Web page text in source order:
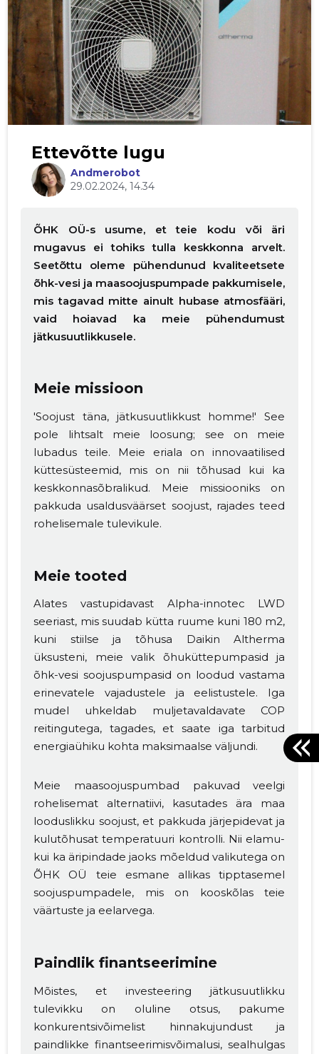
Ettevõtte lugu
Andmerobot
29.02.2024, 14.34
ÕHK OÜ-s usume, et teie kodu või äri
mugavus ei tohiks tulla keskkonna arvelt.
Seetõttu oleme pühendunud kvaliteetsete
õhk-vesi ja maasoojuspumpade pakkumisele,
mis tagavad mitte ainult hubase atmosfääri,
vaid hoiavad ka meie pühendumust
jätkusuutlikkusele.
Meie missioon
'Soojust täna, jätkusuutlikkust homme!' See
pole lihtsalt meie loosung; see on meie
lubadus teile. Meie eriala on innovaatilised
küttesüsteemid, mis on nii tõhusad kui ka
keskkonnasõbralikud. Meie missiooniks on
pakkuda usaldusväärset soojust, rajades teed
rohelisemale tulevikule.
Meie tooted
Alates vastupidavast Alpha-innotec LWD
seeriast, mis suudab kütta ruume kuni 180 m2,
kuni stiilse ja tõhusa Daikin Altherma
üksusteni, meie valik õhuküttepumpasid ja
õhk-vesi soojuspumpasid on loodud vastama
erinevatele vajadustele ja eelistustele. Iga
mudel uhkeldab muljetavaldavate COP
reitingutega, tagades, et saate iga tarbitud
energiaühiku kohta maksimaalse väljundi.
Meie maasoojuspumbad pakuvad veelgi
rohelisemat alternatiivi, kasutades ära maa
looduslikku soojust, et pakkuda järjepidevat ja
kulutõhusat temperatuuri kontrolli. Nii elamu-
kui ka äripindade jaoks mõeldud valikutega on
ÕHK OÜ teie esmane allikas tipptasemel
soojuspumpadele, mis on kooskõlas teie
väärtuste ja eelarvega.
Paindlik finantseerimine
Mõistes, et investeering jätkusuutlikku
tulevikku on oluline otsus, pakume
konkurentsivõimelist hinnakujundust ja
paindlikke finantseerimisvõimalusi, sealhulgas